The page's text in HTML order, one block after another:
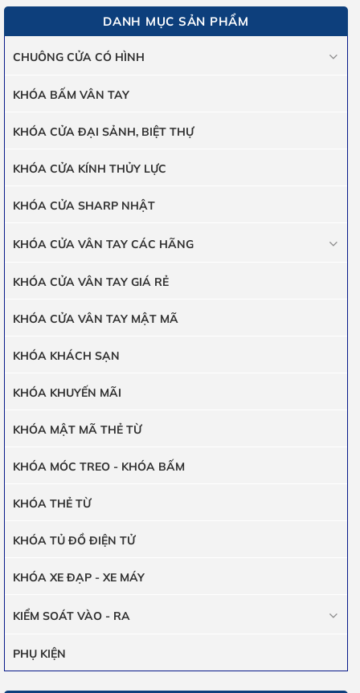
DANH MỤC SẢN PHẨM
CHUÔNG CỬA CÓ HÌNH
KHÓA BẤM VÂN TAY
KHÓA CỬA ĐẠI SẢNH, BIỆT THỰ
KHÓA CỬA KÍNH THỦY LỰC
KHÓA CỬA SHARP NHẬT
KHÓA CỬA VÂN TAY CÁC HÃNG
KHÓA CỬA VÂN TAY GIÁ RẺ
KHÓA CỬA VÂN TAY MẬT MÃ
KHÓA KHÁCH SẠN
KHÓA KHUYẾN MÃI
KHÓA MẬT MÃ THẺ TỪ
KHÓA MÓC TREO - KHÓA BẤM
KHÓA THẺ TỪ
KHÓA TỦ ĐỒ ĐIỆN TỬ
KHÓA XE ĐẠP - XE MÁY
KIỂM SOÁT VÀO - RA
PHỤ KIỆN